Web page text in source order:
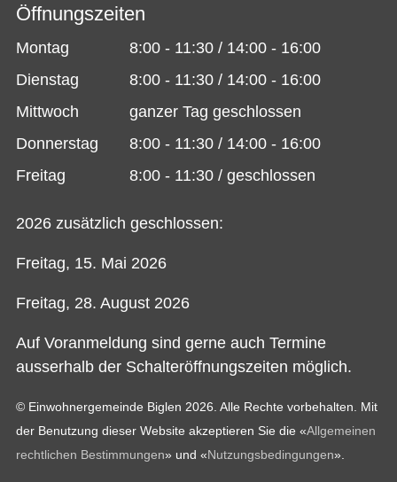
Öffnungszeiten
Montag
8:00 - 11:30 / 14:00 - 16:00
Dienstag
8:00 - 11:30 / 14:00 - 16:00
Mittwoch
ganzer Tag geschlossen
Donnerstag
8:00 - 11:30 / 14:00 - 16:00
Freitag
8:00 - 11:30 / geschlossen
2026 zusätzlich geschlossen:
Freitag, 15. Mai 2026
Freitag, 28. August 2026
Auf Voranmeldung sind gerne auch Termine
ausserhalb der Schalteröffnungszeiten möglich.
© Einwohnergemeinde Biglen 2026. Alle Rechte vorbehalten. Mit
der Benutzung dieser Website akzeptieren Sie die «Allgemeinen
rechtlichen Bestimmungen» und «Nutzungsbedingungen».